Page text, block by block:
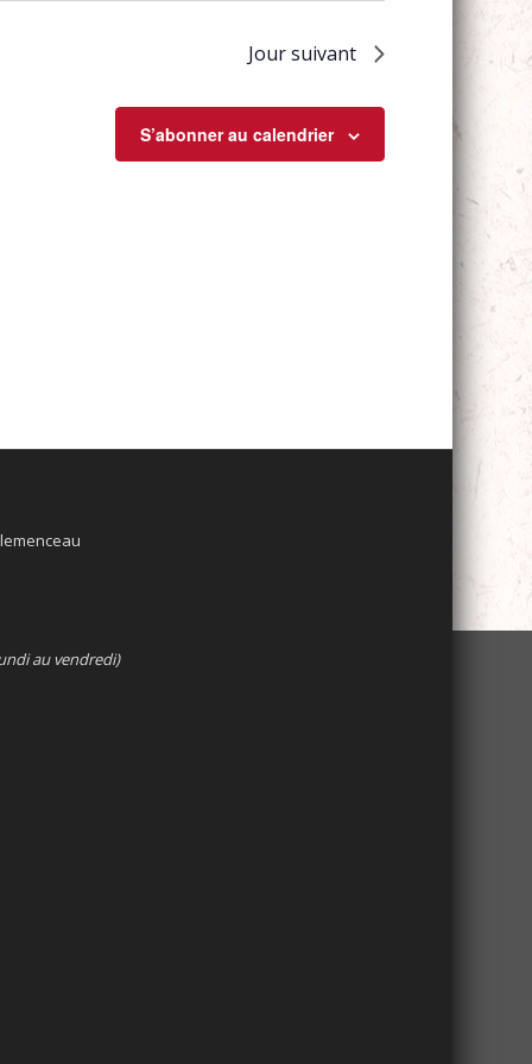
Jour suivant
S’abonner au calendrier
au vendredi)